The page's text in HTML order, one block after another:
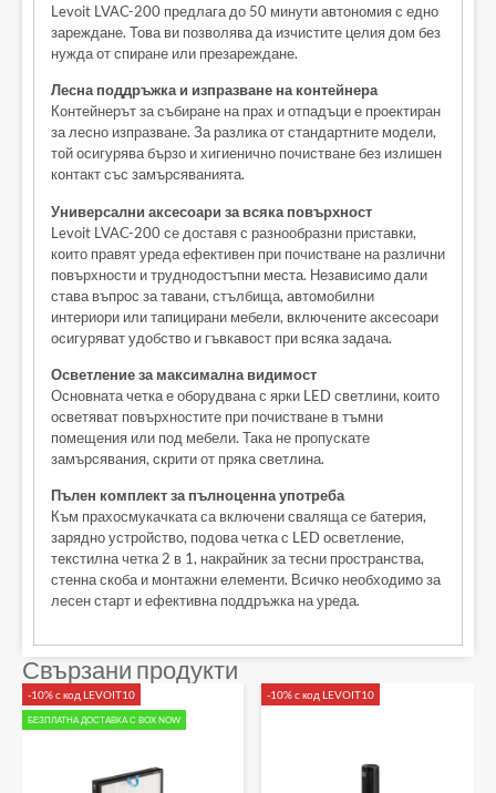
Levoit LVAC-200 предлага до 50 минути автономия с едно
зареждане. Това ви позволява да изчистите целия дом без
нужда от спиране или презареждане.
Лесна поддръжка и изпразване на контейнера
Контейнерът за събиране на прах и отпадъци е проектиран
за лесно изпразване. За разлика от стандартните модели,
той осигурява бързо и хигиенично почистване без излишен
контакт със замърсяванията.
Универсални аксесоари за всяка повърхност
Levoit LVAC-200 се доставя с разнообразни приставки,
които правят уреда ефективен при почистване на различни
повърхности и труднодостъпни места. Независимо дали
става въпрос за тавани, стълбища, автомобилни
интериори или тапицирани мебели, включените аксесоари
осигуряват удобство и гъвкавост при всяка задача.
Осветление за максимална видимост
Основната четка е оборудвана с ярки LED светлини, които
осветяват повърхностите при почистване в тъмни
помещения или под мебели. Така не пропускате
замърсявания, скрити от пряка светлина.
Пълен комплект за пълноценна употреба
Към прахосмукачката са включени сваляща се батерия,
зарядно устройство, подова четка с LED осветление,
текстилна четка 2 в 1, накрайник за тесни пространства,
стенна скоба и монтажни елементи. Всичко необходимо за
лесен старт и ефективна поддръжка на уреда.
Свързани продукти
-10% с код LEVOIT10
БЕЗПЛАТНА ДОСТАВКА С BOX NOW
-10% с код LEVOIT10